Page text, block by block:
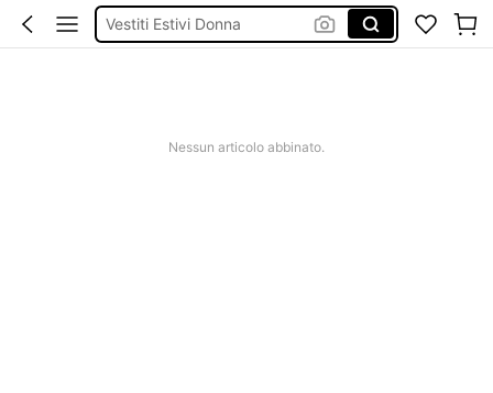
Vestiti Estivi Donna
Nessun articolo abbinato.